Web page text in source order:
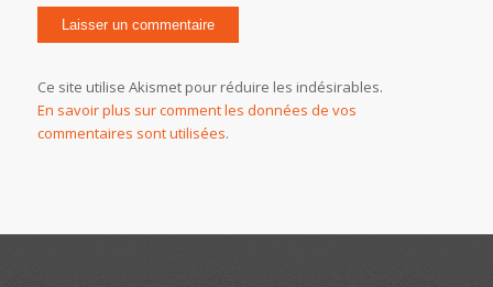
Ce site utilise Akismet pour réduire les indésirables.
En savoir plus sur comment les données de vos
commentaires sont utilisées.